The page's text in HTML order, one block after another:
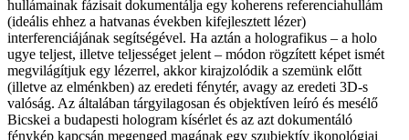
hullámainak fázisait dokumentálja egy koherens referenciahullám
(ideális ehhez a hatvanas években kifejlesztett lézer)
interferenciájának segítségével. Ha aztán a holografikus – a holo
ugye teljest, illetve teljességet jelent – módon rögzített képet ismét
megvilágítjuk egy lézerrel, akkor kirajzolódik a szemünk előtt
(illetve az elménkben) az eredeti fénytér, avagy az eredeti 3D-s
valóság. Az általában tárgyilagosan és objektíven leíró és mesélő
Bicskei a budapesti hologram kísérlet és az azt dokumentáló
fénykép kapcsán megenged magának egy szubjektív ikonológiai